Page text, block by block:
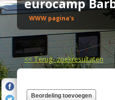
eurocamp
WWW pagina's
<<Terug- zoekresultaten
Beordeling toevoegen